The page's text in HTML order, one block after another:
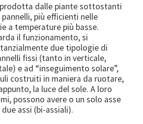
prodotta dalle piante sottostanti
più efficienti nelle
a temperature più basse.
il funzionamento, si
due tipologie di
fissi (tanto in verticale,
e ad “inseguimento solare”,
costruiti in maniera da ruotare,
la luce del sole. A loro
possono avere o un solo asse
assi (bi-assiali).